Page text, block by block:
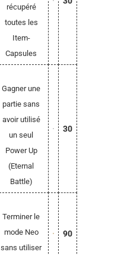
récupéré
toutes les
Item-
Capsules
Gagner une
partie sans
avoir utilisé
un seul
Power Up
(Eternal
Battle)
30
Terminer le
mode Neo
sans utiliser
90